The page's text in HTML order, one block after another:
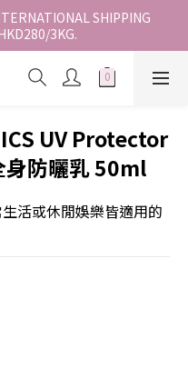
順豐站、營業點或智能櫃取
SHIPPING
3KG.
順豐站、營業點或智能櫃取
UV Protector
身防曬乳 50ml
活或休閒娛樂皆適用的